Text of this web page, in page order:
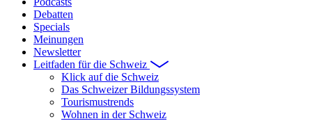
Debatten
Specials
Meinungen
Newsletter
Leitfaden für die Schweiz
Klick auf die Schweiz
Das Schweizer Bildungssystem
Tourismustrends
Wohnen in der Schweiz